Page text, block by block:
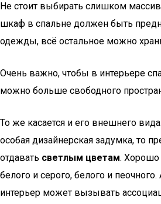
Не стоит выбирать слишком
шкаф в спальне должен быть
одежды, всё остальное можно
Очень важно, чтобы в интерьере
можно больше свободного
То же касается и его внешнего
особая дизайнерская задумка, то
отдавать светлым цветам. Хорошо
белого и серого, белого и
интерьер может вызывать